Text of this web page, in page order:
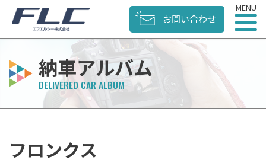
お問い合わせ
納車アルバム
フロンクス